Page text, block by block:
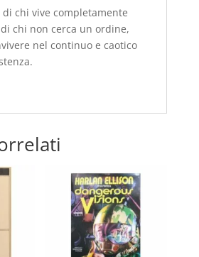
di chi vive completamente
chi non cerca un ordine,
nel continuo e caotico